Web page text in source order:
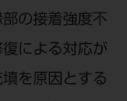
部の接着強度不
による対応が
を原因とする